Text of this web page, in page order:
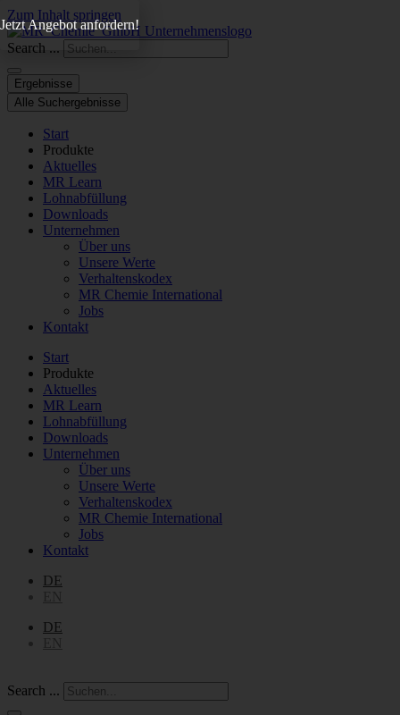
Zum Inhalt springen
Search ...
Ergebnisse
Alle Suchergebnisse
Start
Produkte
Aktuelles
MR Learn
Lohnabfüllung
Downloads
Unternehmen
Über uns
Unsere Werte
Verhaltenskodex
MR Chemie International
Jobs
Kontakt
Start
Produkte
Aktuelles
MR Learn
Lohnabfüllung
Downloads
Unternehmen
Über uns
Unsere Werte
Verhaltenskodex
MR Chemie International
Jobs
Kontakt
DE
DE
Search ...
Jetzt Angebot anfordern!